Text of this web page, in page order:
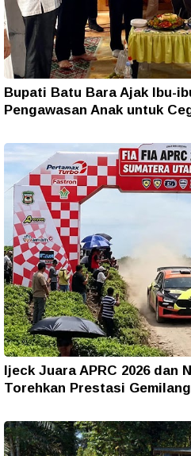
Bupati Batu Bara Ajak Ibu-
Pengawasan Anak untuk
Ijeck Juara APRC 2026 dan
Torehkan Prestasi